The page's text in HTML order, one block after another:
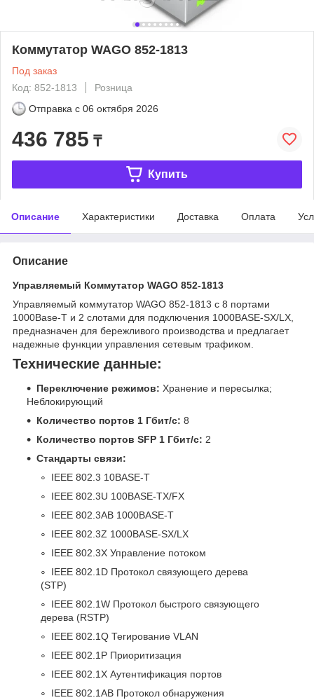
Коммутатор WAGO 852-1813
Под заказ
Код: 852-1813
Розница
Отправка с 06 октября 2026
436 785 ₸
Купить
Описание Характеристики Доставка Оплата
Описание
Управляемый Коммутатор WAGO 852-1813
Управляемый коммутатор WAGO 852-1813 с 8 портами
1000Base-T и 2 слотами для подключения 1000BASE-SX/LX,
предназначен для бережливого производства и предлагает
надежные функции управления сетевым трафиком.
Технические данные:
Переключение режимов: Хранение и пересылка;
Неблокирующий
Количество портов 1 Гбит/с: 8
Количество портов SFP 1 Гбит/с: 2
Стандарты связи:
IEEE 802.3 10BASE-T
IEEE 802.3U 100BASE-TX/FX
IEEE 802.3AB 1000BASE-T
IEEE 802.3Z 1000BASE-SX/LX
IEEE 802.3X Управление потоком
IEEE 802.1D Протокол связующего дерева
(STP)
IEEE 802.1W Протокол быстрого связующего
дерева (RSTP)
IEEE 802.1Q Тегирование VLAN
IEEE 802.1P Приоритизация
IEEE 802.1X Аутентификация портов
IEEE 802.1AB Протокол обнаружения